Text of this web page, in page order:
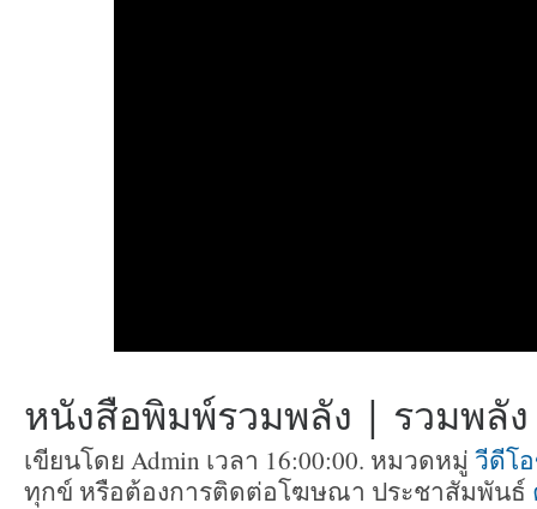
หนังสือพิมพ์รวมพลัง | รวมพลั
เขียนโดย Admin เวลา 16:00:00. หมวดหมู่ วีดีโ
ทุกข์ หรือต้องการติดต่อโฆษณา ประชาสัมพันธ์